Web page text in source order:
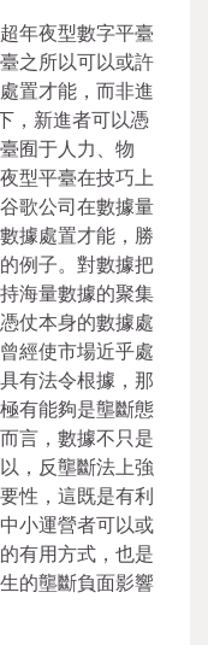
年夜型數字平臺
之所以可以或許
置才能，而非進
，新進者可以憑
囿于人力、物
型平臺在技巧上
歌公司在數據量
據處置才能，勝
例子。對數據把
海量數據的聚集
仗本身的數據處
經使市場近乎處
有法令根據，那
有能夠是壟斷態
言，數據不只是
，反壟斷法上強
性，這既是有利
小運營者可以或
有用方式，也是
的壟斷負面影響